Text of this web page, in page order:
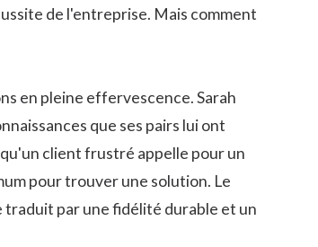
de l'entreprise. Mais comment
en pleine effervescence. Sarah
que ses pairs lui ont
client frustré appelle pour un
pour trouver une solution. Le
par une fidélité durable et un